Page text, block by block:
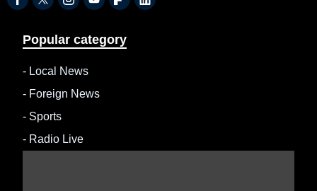
Popular category
- Local News
- Foreign News
- Sports
- Radio Live